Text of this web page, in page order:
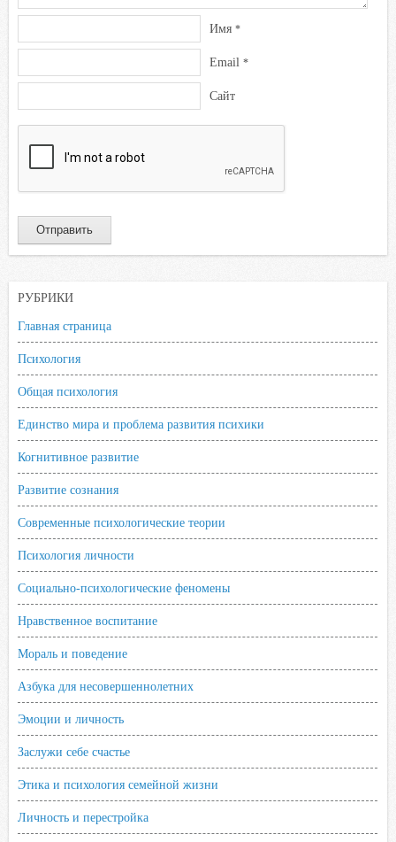
Имя *
Email *
Сайт
РУБРИКИ
Главная страница
Психология
Общая психология
Единство мира и проблема развития психики
Когнитивное развитие
Развитие сознания
Современные психологические теории
Психология личности
Социально-психологические феномены
Нравственное воспитание
Мораль и поведение
Азбука для несовершеннолетних
Эмоции и личность
Заслужи себе счастье
Этика и психология семейной жизни
Личность и перестройка